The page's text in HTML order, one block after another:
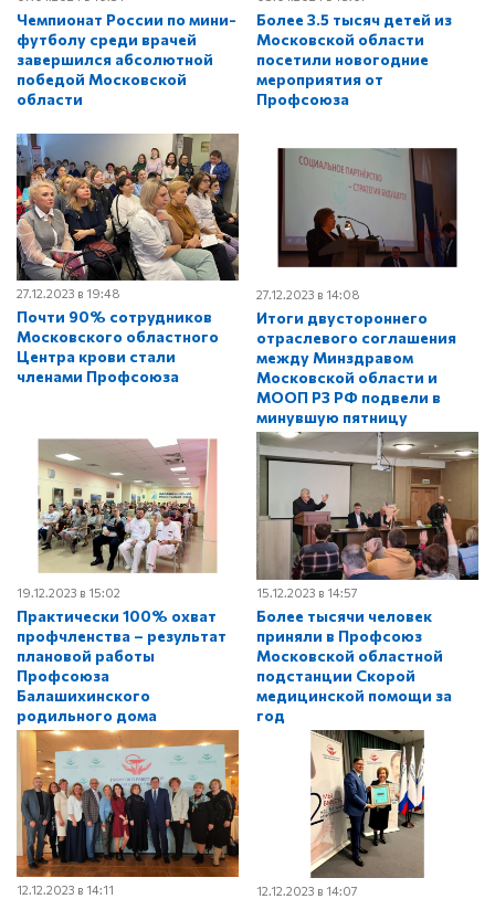
Чемпионат России по мини-
футболу среди врачей
завершился абсолютной
победой Московской
области
Более 3.5 тысяч детей из
Московской области
посетили новогодние
мероприятия от
Профсоюза
27.12.2023 в 19:48
Почти 90% сотрудников
Московского областного
Центра крови стали
членами Профсоюза
27.12.2023 в 14:08
Итоги двустороннего
отраслевого соглашения
между Минздравом
Московской области и
МООП РЗ РФ подвели в
минувшую пятницу
19.12.2023 в 15:02
Практически 100% охват
профчленства – результат
плановой работы
Профсоюза
Балашихинского
родильного дома
15.12.2023 в 14:57
Более тысячи человек
приняли в Профсоюз
Московской областной
подстанции Скорой
медицинской помощи за
год
12.12.2023 в 14:11 12.12.2023 в 14:07